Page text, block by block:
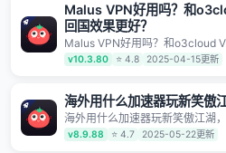
Malus VPN好用吗？和
回国效果更好？
Malus VPN好用吗？和o3cloud
更好？，150条高速回国线路 自
册 一键连接 提供高速线路 应用内
加密 隐私保护 保持高速同时确保
方对数据进行窃取和监听
v10.3.80 ⭐ 4.8 2025-04-15更新
海外用什么加速器玩新笑傲
海外用什么加速器玩新笑傲江湖
问国内网络，快速开启国内各直
音乐卡顿问题；更能加速海量国
v8.9.88 ⭐ 4.7 2025-05-22更新